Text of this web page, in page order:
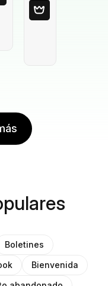
Boletines
Bienvenida